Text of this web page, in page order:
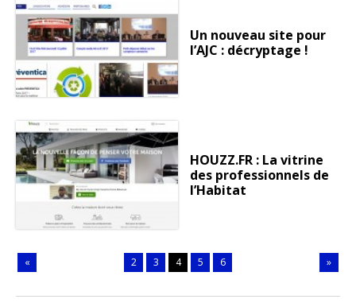
Un nouveau site pour
l’AJC : décryptage !
HOUZZ.FR : La vitrine
des professionnels de
l’Habitat
« 2 3 4 5 6 »